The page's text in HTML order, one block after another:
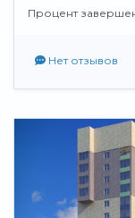
Процент
Нет отзывов